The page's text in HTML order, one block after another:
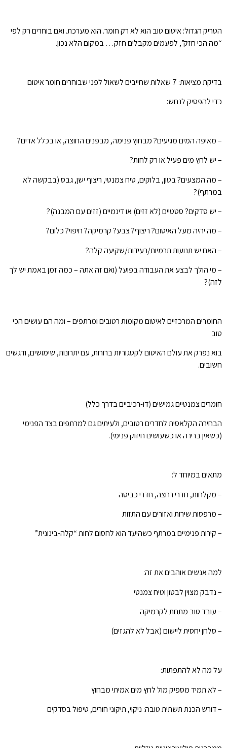
הטריק הגדול: איטום טוב הוא לא רק חומר. הוא מערכת. ואם בוחרים רק לפי
“מה הכי חזק”, לפעמים מקבלים חזק… במקום הלא נכון.
בדיקת מציאות: 7 שאלות שחייבים לשאול לפני שבוחרים חומר איטום
כדי להפסיק לנחש:
– מאיפה המים מגיעים? מבחוץ פנימה, מבפנים החוצה, או בכלל אדים?
– יש לחץ מים פעיל או רק לחות?
– מה המצעים? בטון, בלוקים, טיח צמנטי, ריצוף ישן, גבס (בבקשה לא
במרתף)?
– יש סדקים? סטטיים (לא זזים) או דינמיים (זזים עם המבנה)?
– מה יהיה מעל האיטום? ריצוף? צבע? קרמיקה? חיפוי? כלום?
– האם יש תנועות תרמיות/רעידות/שקיעה קלה?
– מי הולך לבצע את העבודה בפועל (ואם זה אתה – כמה זמן באמת יש לך
לזה)?
החומרים המרכזיים לאיטום מקומות רטובים ומרתפים – ומה הם עושים הכי
טוב
בוא נפרק את עולם האיטום לקטגוריות ברורות, עם יתרונות, שימושים, ודגשים
חשובים.
חומרים צמנטיים גמישים (דו-רכיביים בדרך כלל)
הבחירה הקלאסית לחדרים רטובים, ולעיתים גם למרתפים בצד הפנימי
(כשאין ברירה או כשעושים חיזוק פנימי).
מתאים במיוחד ל:
– מקלחות, חדרי רחצה, חדרי כביסה
– מרפסות שירות ואזורים עם התזות
– קירות פנימיים במרתף כשהיעד הוא לחסום לחות “קלה-בינונית”
למה אנשים אוהבים את זה:
– נדבק מצוין לבטון וטיח צמנטי
– עובד טוב מתחת לקרמיקה
– סלחן יחסית ליישום (אבל לא להגזים)
על מה לא להתפתות:
– לא תמיד מספיק מול לחץ מים אמיתי מבחוץ
– דורש הכנת תשתית טובה: ניקוי, תיקוני חורים, טיפול בסדקים